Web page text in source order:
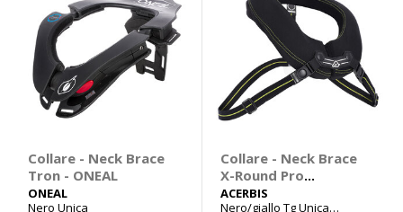
Collare - Neck Brace
Tron - ONEAL
ONEAL
Nero Unica
Collare - Neck Brace
X-Round Pro
Bambino - ACERBIS
ACERBIS
Nero/giallo Tg Unica